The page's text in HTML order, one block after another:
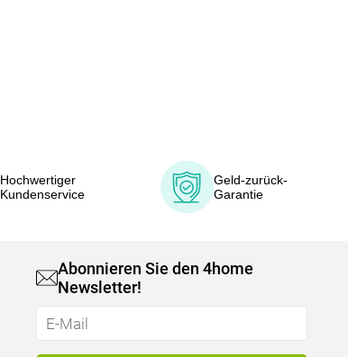
Hochwertiger
Kundenservice
Geld-zurück-
Garantie
Abonnieren Sie den 4home
Newsletter!